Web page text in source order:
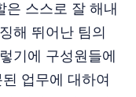
은 스스로 잘 해내
해 뛰어난 팀의
기에 구성원들에
업무에 대하여